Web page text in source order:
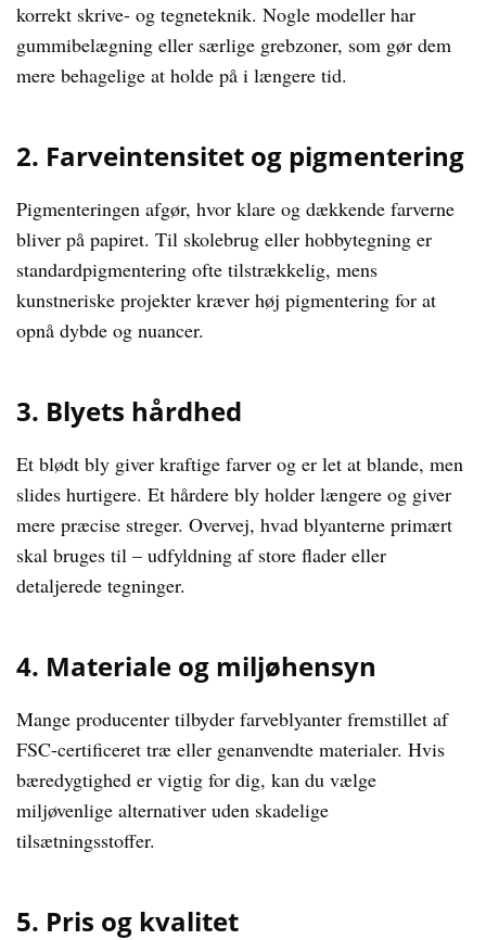
korrekt skrive- og tegneteknik. Nogle modeller har
gummibelægning eller særlige grebzoner, som gør dem
mere behagelige at holde på i længere tid.
2. Farveintensitet og pigmentering
Pigmenteringen afgør, hvor klare og dækkende farverne
bliver på papiret. Til skolebrug eller hobbytegning er
standardpigmentering ofte tilstrækkelig, mens
kunstneriske projekter kræver høj pigmentering for at
opnå dybde og nuancer.
3. Blyets hårdhed
Et blødt bly giver kraftige farver og er let at blande, men
slides hurtigere. Et hårdere bly holder længere og giver
mere præcise streger. Overvej, hvad blyanterne primært
skal bruges til – udfyldning af store flader eller
detaljerede tegninger.
4. Materiale og miljøhensyn
Mange producenter tilbyder farveblyanter fremstillet af
FSC-certificeret træ eller genanvendte materialer. Hvis
bæredygtighed er vigtig for dig, kan du vælge
miljøvenlige alternativer uden skadelige
tilsætningsstoffer.
5. Pris og kvalitet